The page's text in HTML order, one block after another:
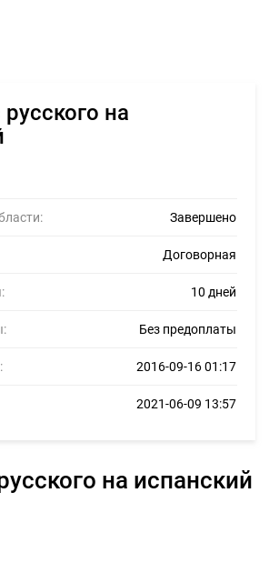
на
Завершено
Договорная
10 дней
Без предоплаты
2016-09-16 01:17
2021-06-09 13:57
на испанский